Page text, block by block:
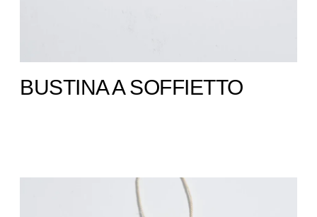
BUSTINA A SOFFIETTO